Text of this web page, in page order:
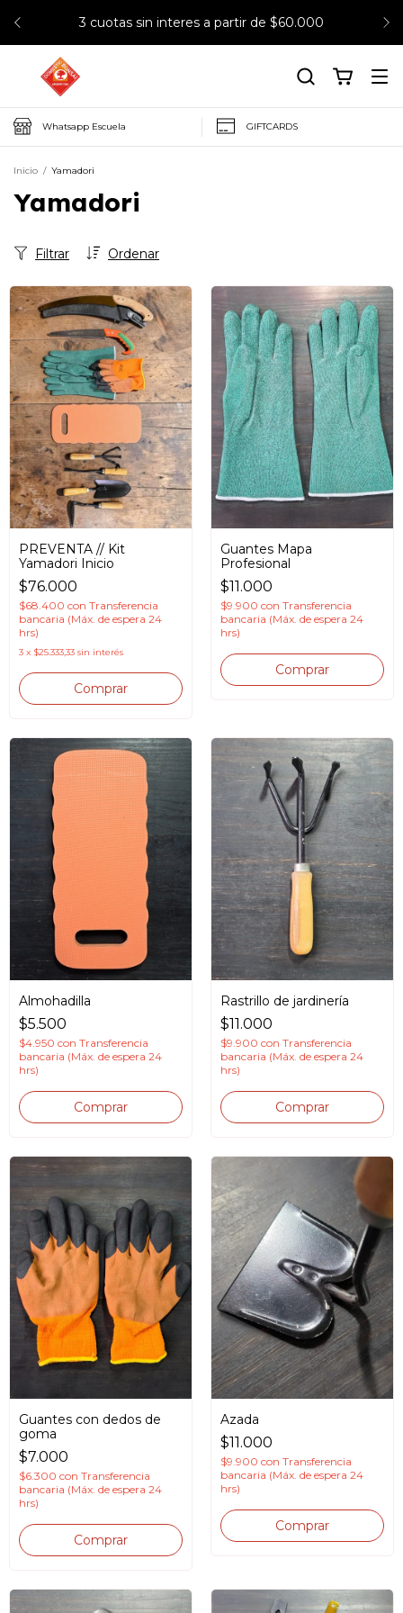
3 cuotas sin interes a partir de $60.000
Whatsapp Escuela GIFTCARDS
Inicio / Yamadori
Yamadori
Ordenar
Filtrar
PREVENTA // Kit
Yamadori Inicio
$76.000
$68.400 con Transferencia
bancaria (Máx. de espera 24
hrs)
3 x $25.333,33 sin interés
Guantes Mapa
Profesional
$11.000
$9.900 con Transferencia
bancaria (Máx. de espera 24
hrs)
Almohadilla
$5.500
$4.950 con Transferencia
bancaria (Máx. de espera 24
hrs)
Rastrillo de jardinería
$11.000
$9.900 con Transferencia
bancaria (Máx. de espera 24
hrs)
Guantes con dedos de
goma
$7.000
$6.300 con Transferencia
bancaria (Máx. de espera 24
hrs)
Azada
$11.000
$9.900 con Transferencia
bancaria (Máx. de espera 24
hrs)